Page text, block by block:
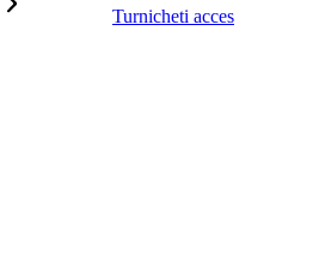
Turnicheti acces